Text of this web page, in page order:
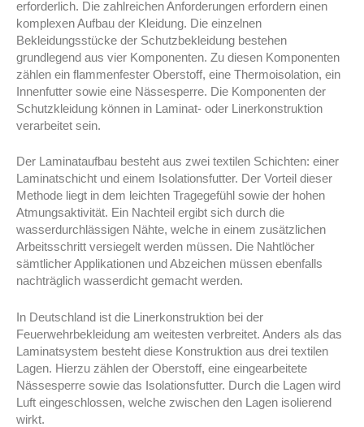
erforderlich. Die zahlreichen Anforderungen erfordern einen
komplexen Aufbau der Kleidung. Die einzelnen
Bekleidungsstücke der Schutzbekleidung bestehen
grundlegend aus vier Komponenten. Zu diesen Komponenten
zählen ein flammenfester Oberstoff, eine Thermoisolation, ein
Innenfutter sowie eine Nässesperre. Die Komponenten der
Schutzkleidung können in Laminat- oder Linerkonstruktion
verarbeitet sein.
Der Laminataufbau besteht aus zwei textilen Schichten: einer
Laminatschicht und einem Isolationsfutter. Der Vorteil dieser
Methode liegt in dem leichten Tragegefühl sowie der hohen
Atmungsaktivität. Ein Nachteil ergibt sich durch die
wasserdurchlässigen Nähte, welche in einem zusätzlichen
Arbeitsschritt versiegelt werden müssen. Die Nahtlöcher
sämtlicher Applikationen und Abzeichen müssen ebenfalls
nachträglich wasserdicht gemacht werden.
In Deutschland ist die Linerkonstruktion bei der
Feuerwehrbekleidung am weitesten verbreitet. Anders als das
Laminatsystem besteht diese Konstruktion aus drei textilen
Lagen. Hierzu zählen der Oberstoff, eine eingearbeitete
Nässesperre sowie das Isolationsfutter. Durch die Lagen wird
Luft eingeschlossen, welche zwischen den Lagen isolierend
wirkt.